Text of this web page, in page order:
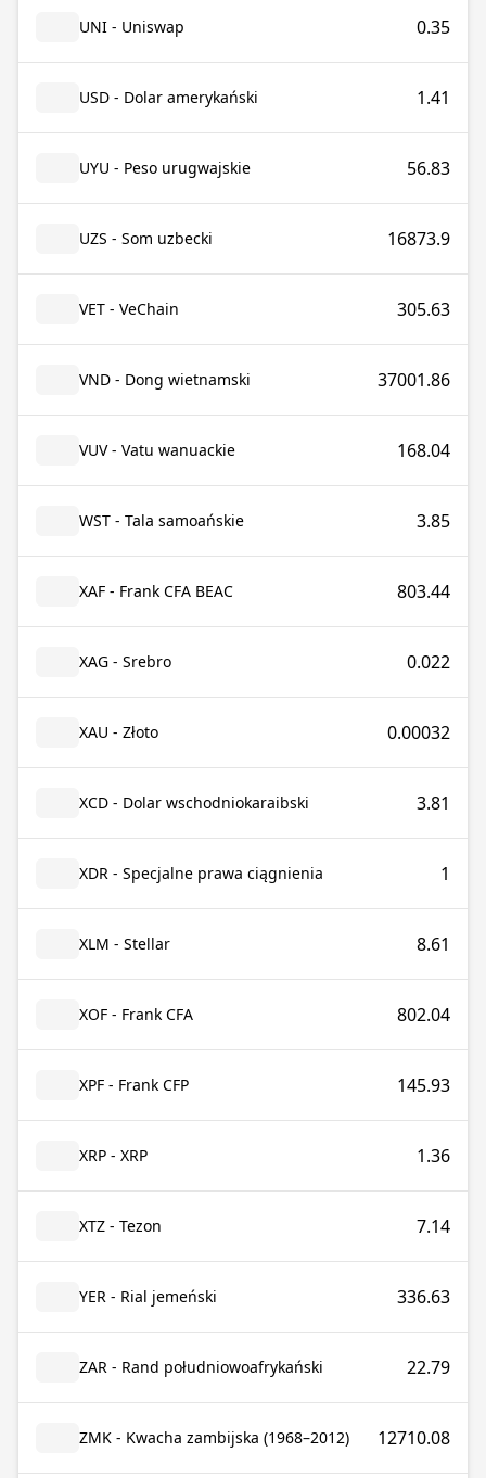
UNI - Uniswap 0.35
USD - Dolar amerykański 1.41
UYU - Peso urugwajskie 56.83
UZS - Som uzbecki 16873.9
VET - VeChain 305.63
VND - Dong wietnamski 37001.86
VUV - Vatu wanuackie 168.04
WST - Tala samoańskie 3.85
XAF - Frank CFA BEAC 803.44
XAG - Srebro 0.022
XAU - Złoto 0.00032
XCD - Dolar wschodniokaraibski 3.81
XDR - Specjalne prawa ciągnienia 1
XLM - Stellar 8.61
XOF - Frank CFA 802.04
XPF - Frank CFP 145.93
XRP - XRP 1.36
XTZ - Tezon 7.14
YER - Rial jemeński 336.63
ZAR - Rand południowoafrykański 22.79
ZMK - Kwacha zambijska (1968–2012) 12710.08